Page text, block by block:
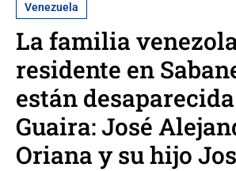
Venezuela
La familia
residente en
están
Guaira: José
Oriana y su hijo